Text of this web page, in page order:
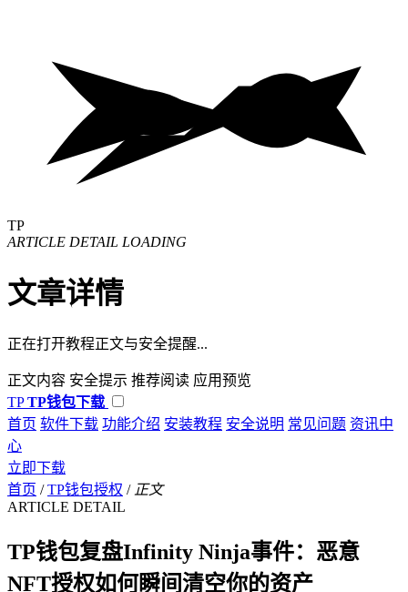
TP
ARTICLE DETAIL LOADING
文章详情
正在打开教程正文与安全提醒...
正文内容 安全提示 推荐阅读 应用预览
TP TP钱包下载
首页 软件下载 功能介绍 安装教程 安全说明 常见问题 资讯中
心
立即下载
首页 / TP钱包授权 / 正文
ARTICLE DETAIL
TP钱包复盘Infinity Ninja事件：恶意
NFT授权如何瞬间清空你的资产